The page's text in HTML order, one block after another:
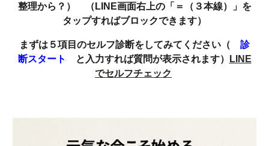
整理から？） （LINE画面右上の「＝（３本線）」を
タップすればブロックできます）
まずは５項目のセルフ診断をしてみてください（ 診
断スタート
と入力すれば質問が表示されます）
LINE
でセルフチェック